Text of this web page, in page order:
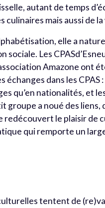
autant de temps
mais aussi de
elle a
Les
Amazone ont
dans les CPAS :
qu’en nationalités, et
groupe a noué des liens,
redécouvert le plaisir de
qui remporte un
tentent de